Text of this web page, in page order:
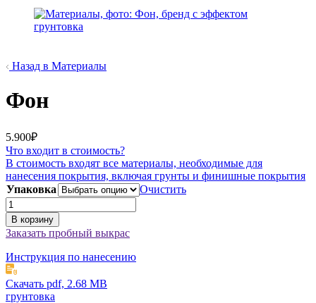
Назад в Материалы
Фон
5.900₽
Что входит в стоимость?
В стоимость входят все материалы, необходимые для
нанесения покрытия, включая грунты и финишные покрытия
Упаковка
Очистить
Количество
товара
Фон
В корзину
Заказать пробный выкрас
Инструкция по нанесению
Скачать pdf, 2.68 MB
грунтовка